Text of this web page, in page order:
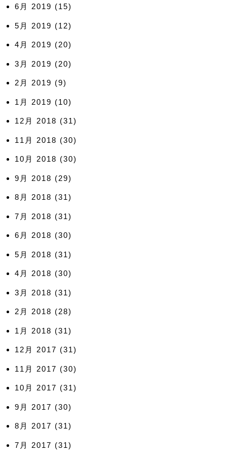
6月 2019 (15)
5月 2019 (12)
4月 2019 (20)
3月 2019 (20)
2月 2019 (9)
1月 2019 (10)
12月 2018 (31)
11月 2018 (30)
10月 2018 (30)
9月 2018 (29)
8月 2018 (31)
7月 2018 (31)
6月 2018 (30)
5月 2018 (31)
4月 2018 (30)
3月 2018 (31)
2月 2018 (28)
1月 2018 (31)
12月 2017 (31)
11月 2017 (30)
10月 2017 (31)
9月 2017 (30)
8月 2017 (31)
7月 2017 (31)